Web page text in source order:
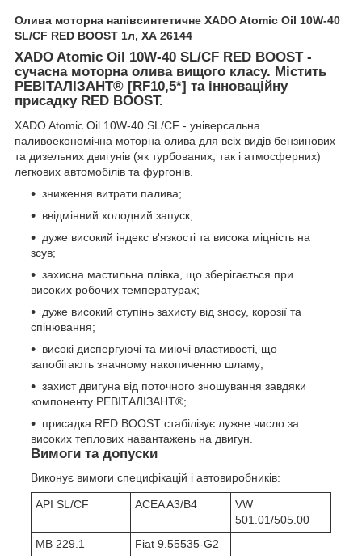
Олива моторна напівсинтетичне XADO Atomic Oil 10W-40
SL/CF RED BOOST 1л, ХА 26144
XADO Atomic Oil 10W-40 SL/CF RED BOOST -
сучасна моторна олива вищого класу. Містить
РЕВІТАЛІЗАНТ® [RF10,5*] та інноваційну
присадку RED BOOST.
XADO Atomic Oil 10W-40 SL/CF - універсальна
паливоекономічна моторна олива для всіх видів бензинових
та дизельних двигунів (як турбованих, так і атмосферних)
легкових автомобілів та фургонів.
зниження витрати палива;
ввідмінний холодний запуск;
дуже високий індекс в'язкості та висока міцність на
зсув;
захисна мастильна плівка, що зберігається при
високих робочих температурах;
дуже високий ступінь захисту від зносу, корозії та
спінювання;
високі диспергуючі та миючі властивості, що
запобігають значному накопиченню шламу;
захист двигуна від поточного зношування завдяки
компоненту РЕВІТАЛІЗАНТ®;
присадка RED BOOST стабілізує лужне число за
високих теплових навантажень на двигун.
Вимоги та допуски
Виконує вимоги специфікацій і автовиробників:
API SL/CF ACEA A3/B4
VW
501.01/505.00
MB 229.1
Fiat 9.55535-G2